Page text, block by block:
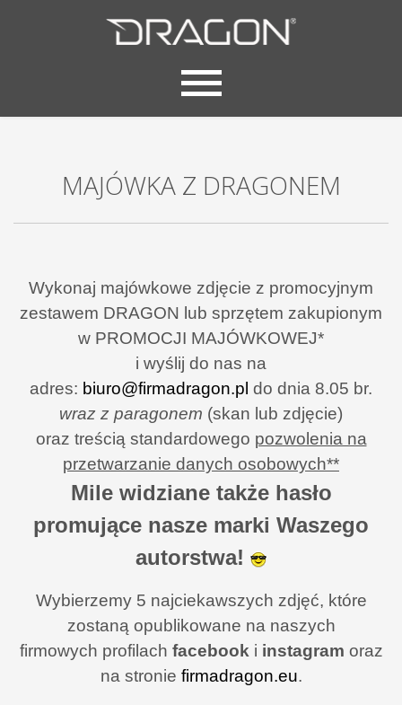
MAJÓWKA Z DRAGONEM
Wykonaj majówkowe zdjęcie z promocyjnym
zestawem DRAGON lub sprzętem zakupionym
w PROMOCJI MAJÓWKOWEJ*
i wyślij do nas na
adres: biuro@firmadragon.pl do dnia 8.05 br.
wraz z paragonem (skan lub zdjęcie)
oraz treścią standardowego pozwolenia na
przetwarzanie danych osobowych**
Mile widziane także hasło
promujące nasze marki Waszego
autorstwa!
Wybierzemy 5 najciekawszych zdjęć, które
zostaną opublikowane na naszych
firmowych profilach facebook i instagram oraz
na stronie firmadragon.eu.